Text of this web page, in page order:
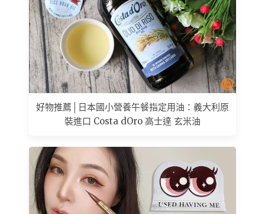
好物推薦│日本國小營養午餐指定用油：義大利原
裝進口 Costa dOro 高士達 玄米油